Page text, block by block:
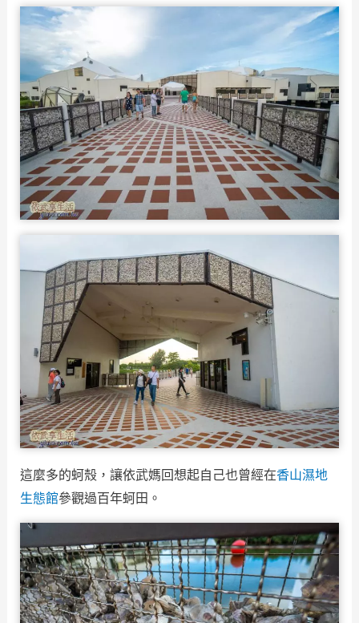
這麼多的蚵殼，讓依武媽回想起自己也曾經在香山濕地
生態館參觀過百年蚵田。